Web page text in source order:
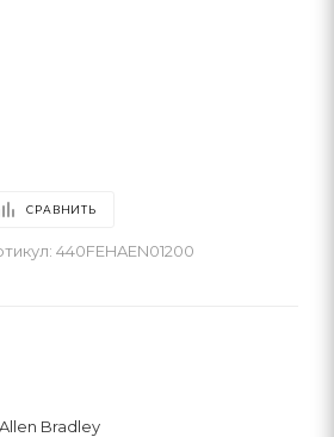
СРАВНИТЬ
440FEHAEN01200
Allen Bradley